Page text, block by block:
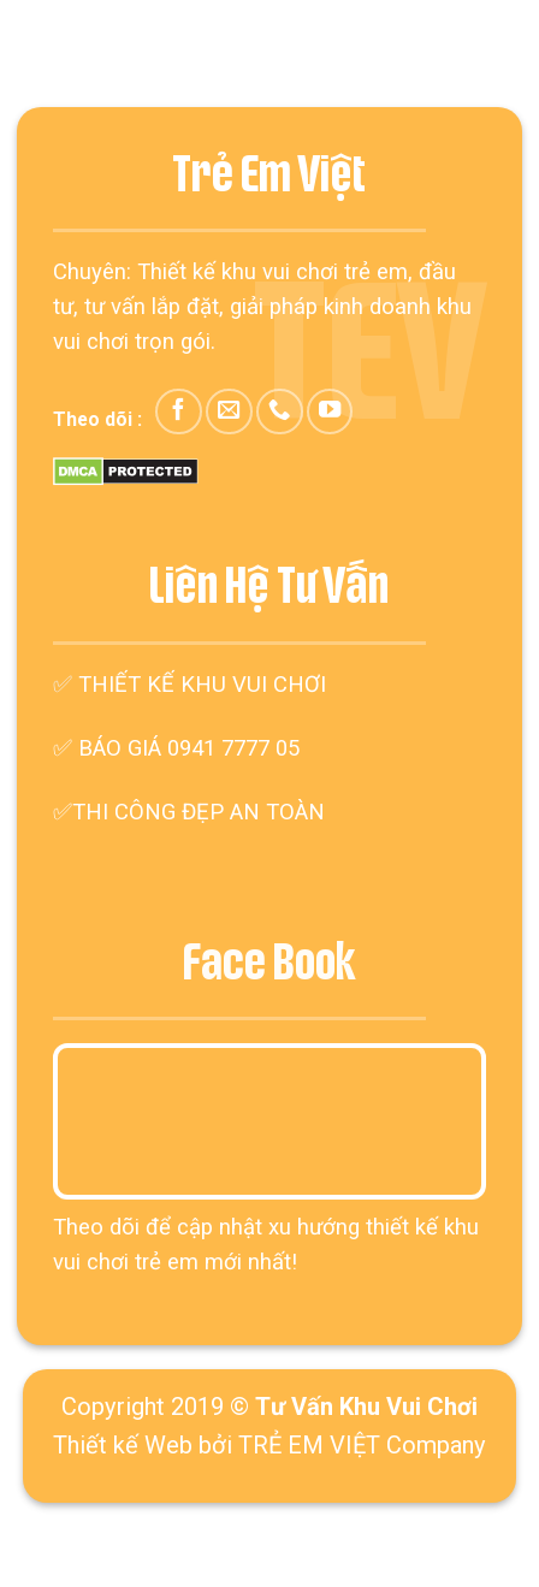
Trẻ Em Việt
Chuyên: Thiết kế khu vui chơi trẻ em, đầu
tư, tư vấn lắp đặt, giải pháp kinh doanh khu
vui chơi trọn gói.
Theo dõi : TEV
Liên Hệ Tư Vấn
✅THIẾT KẾ KHU VUI CHƠI
✅ BÁO GIÁ 0941 7777 05
✅THI CÔNG ĐẸP AN TOÀN
Face Book
Theo dõi để cập nhật xu hướng thiết kế khu
vui chơi trẻ em mới nhất!
Copyright 2019 © Tư Vấn Khu Vui Chơi
Thiết kế Web bởi TRẺ EM VIỆT Company